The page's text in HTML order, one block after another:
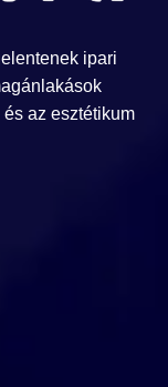
ipari
az esztétikum